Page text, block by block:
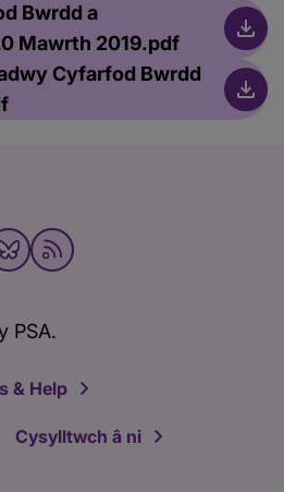
Bwrdd a
Mawrth 2019.pdf
Cyfarfod Bwrdd
PSA.
& Help
Cysylltwch â ni